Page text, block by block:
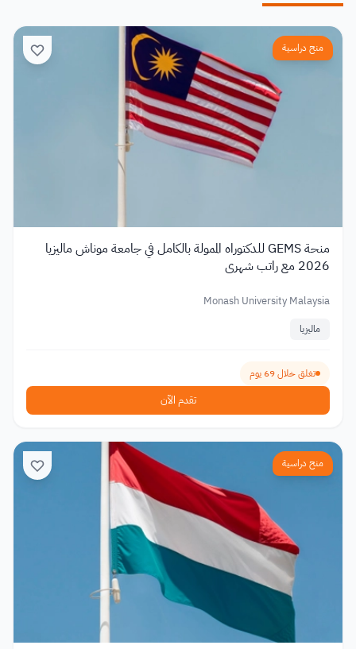
منح دراسية
منحة GEMS للدكتوراه الممولة بالكامل في جامعة موناش ماليزيا
2026 مع راتب شهري
Monash University Malaysia
ماليزيا
تغلق خلال 69 يوم
تقدم الآن
منح دراسية